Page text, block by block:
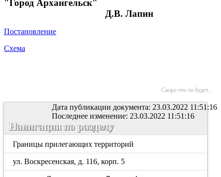
"Город Архангельск"
Д.В. Лапин
Постановление
Схема
Скоро что то будет...
Дата публикации документа: 23.03.2022 11:51:16
Последнее изменение: 23.03.2022 11:51:16
Навигация по разделу
Границы прилегающих территорий
ул. Воскресенская, д. 116, корп. 5